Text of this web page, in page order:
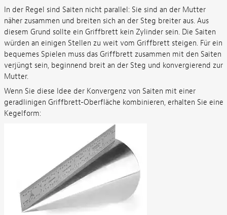
In der Regel sind Saiten nicht parallel: Sie sind an der Mutter
näher zusammen und breiten sich an der Steg breiter aus. Aus
diesem Grund sollte ein Griffbrett kein Zylinder sein. Die Saiten
würden an einigen Stellen zu weit vom Griffbrett steigen. Für ein
bequemes Spielen muss das Griffbrett zusammen mit den Saiten
verjüngt sein, beginnend breit an der Steg und konvergierend zur
Mutter.
Wenn Sie diese Idee der Konvergenz von Saiten mit einer
geradlinigen Griffbrett-Oberfläche kombinieren, erhalten Sie eine
Kegelform: